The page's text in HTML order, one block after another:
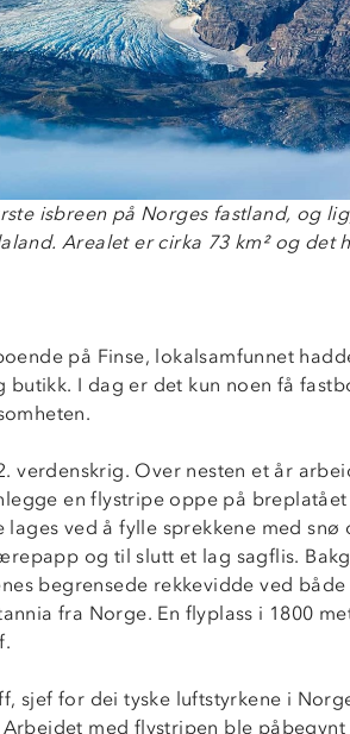
isbreen på Norges fastland, og
Arealet er cirka 73 km² og det
på Finse, lokalsamfunnet
butikk. I dag er det kun noen få
verdenskrig. Over nesten et år
en flystripe oppe på breplatået
ved å fylle sprekkene med snø
og til slutt et lag sagflis.
begrensede rekkevidde ved både
fra Norge. En flyplass i 1800
sjef for dei tyske luftstyrkene i
med flystripen ble